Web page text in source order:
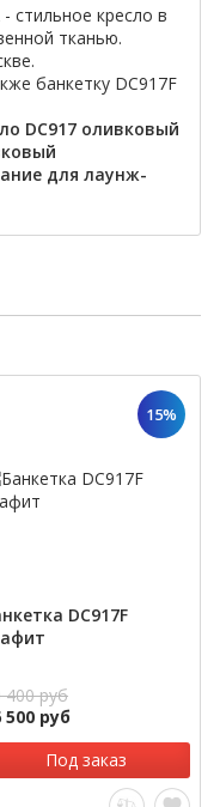
стильное кресло в
тканью.
банкетку DC917F
DC917 оливковый
для лаунж-
15%
DC917F
400 руб
500 руб
Под заказ